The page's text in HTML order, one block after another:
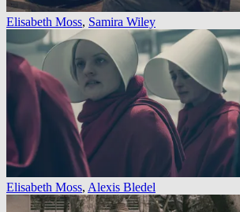
Elisabeth Moss, Samira Wiley
Elisabeth Moss, Alexis Bledel